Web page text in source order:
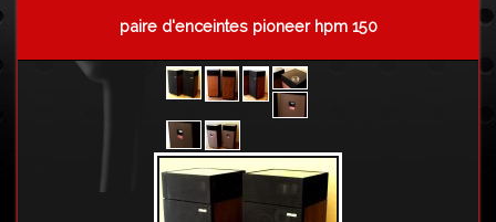
paire d'enceintes pioneer hpm 150